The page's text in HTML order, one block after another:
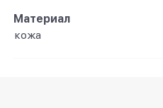
Материал
кожа